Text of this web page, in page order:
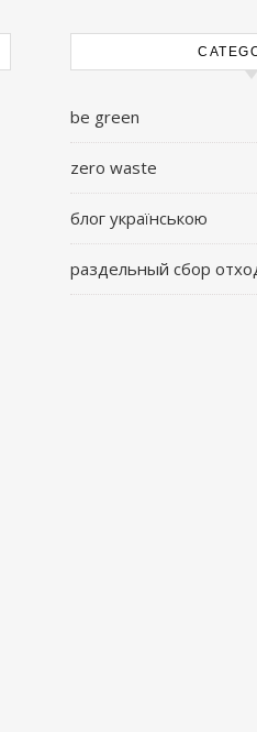
be green
zero waste
блог українською
раздельный сбор